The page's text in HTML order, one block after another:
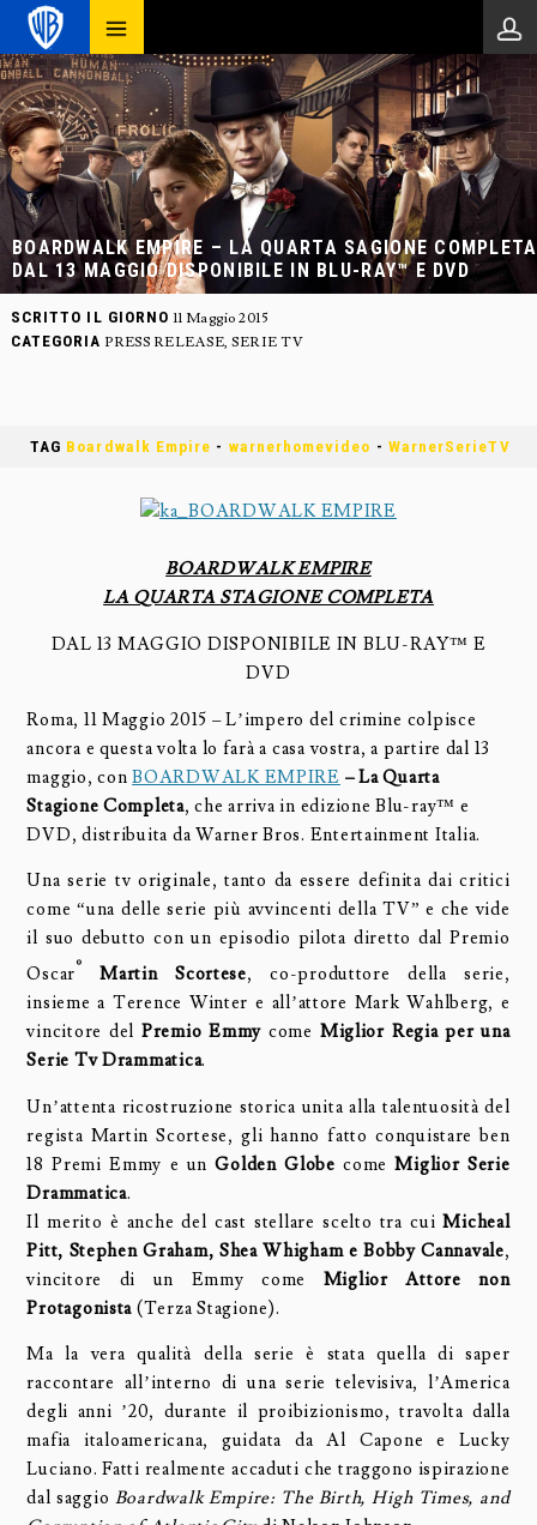
BOARDWALK EMPIRE – LA QUARTA SAGIONE COMPLETA
DAL 13 MAGGIO DISPONIBILE IN BLU-RAY™ E DVD
SCRITTO IL GIORNO 11 Maggio 2015
CATEGORIA PRESS RELEASE,SERIE TV
TAG Boardwalk Empire - warnerhomevideo - WarnerSerieTV
BOARDWALK EMPIRE
LA QUARTA STAGIONE COMPLETA
DAL 13 MAGGIO DISPONIBILE IN BLU-RAY™ E
DVD
Roma, 11 Maggio 2015 – L’impero del crimine colpisce
ancora e questa volta lo farà a casa vostra, a partire dal 13
maggio, conBOARDWALK EMPIRE – La Quarta
Stagione Completa, che arriva in edizione Blu-ray™ e
DVD, distribuita da Warner Bros. Entertainment Italia.
Una serie tv originale, tanto da essere definita dai critici
come “una delle serie più avvincenti della TV” e che vide
il suo debutto con un episodio pilota diretto dal Premio
Oscar® Martin Scortese, co-produttore della serie,
insieme a Terence Winter e all’attore Mark Wahlberg, e
vincitore del Premio Emmy come Miglior Regia per una
Serie Tv Drammatica.
Un’attenta ricostruzione storica unita alla talentuosità del
regista Martin Scortese, gli hanno fatto conquistare ben
18 Premi Emmy e unGolden Globe comeMiglior Serie
Drammatica.
Il merito è anche del cast stellare scelto tra cuiMicheal
Pitt, Stephen Graham, Shea Whigham e Bobby Cannavale,
vincitore di un Emmy come Miglior Attore non
Protagonista (Terza Stagione).
Ma la vera qualità della serie è stata quella di saper
raccontare all’interno di una serie televisiva, l’America
degli anni ’20, durante il proibizionismo, travolta dalla
mafia italoamericana, guidata da Al Capone e Lucky
Luciano. Fatti realmente accaduti che traggono ispirazione
dal saggio Boardwalk Empire: The Birth, High Times, and